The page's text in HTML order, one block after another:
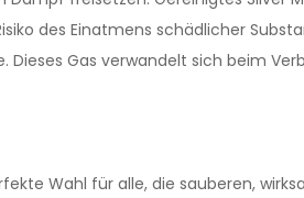
des Einatmens schädlicher
Gas verwandelt sich beim
Wahl für alle, die sauberen,